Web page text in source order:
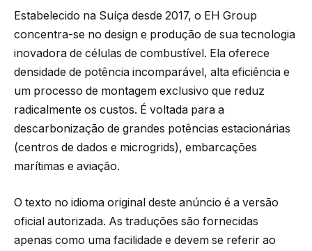
Estabelecido na Suíça desde 2017, o EH Group
concentra-se no design e produção de sua tecnologia
inovadora de células de combustível. Ela oferece
densidade de potência incomparável, alta eficiência e
um processo de montagem exclusivo que reduz
radicalmente os custos. É voltada para a
descarbonização de grandes potências estacionárias
(centros de dados e microgrids), embarcações
marítimas e aviação.
O texto no idioma original deste anúncio é a versão
oficial autorizada. As traduções são fornecidas
apenas como uma facilidade e devem se referir ao